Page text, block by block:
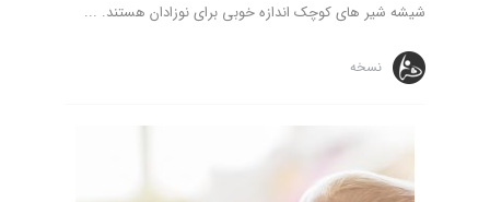
شیشه شیر های کوچک اندازه خوبی برای نوزادان هستند. ...
نسخه